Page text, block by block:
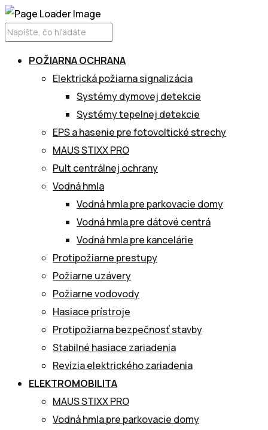
POŽIARNA OCHRANA
Elektrická požiarna signalizácia
Systémy dymovej detekcie
Systémy tepelnej detekcie
EPS a hasenie pre fotovoltické strechy
MAUS STIXX PRO
Pult centrálnej ochrany
Vodná hmla
Vodná hmla pre parkovacie domy
Vodná hmla pre dátové centrá
Vodná hmla pre kancelárie
Protipožiarne prestupy
Požiarne uzávery
Požiarne vodovody
Hasiace prístroje
Protipožiarna bezpečnosť stavby
Stabilné hasiace zariadenia
Revízia elektrického zariadenia
ELEKTROMOBILITA
MAUS STIXX PRO
Vodná hmla pre parkovacie domy